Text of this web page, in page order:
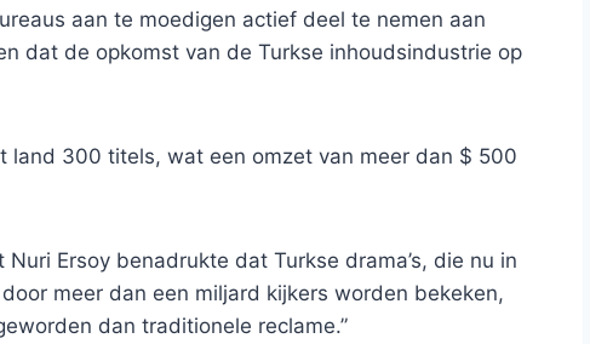
aan te moedigen actief deel te nemen aan
dat de opkomst van de Turkse inhoudsindustrie op
300 titels, wat een omzet van meer dan $ 500
Ersoy benadrukte dat Turkse drama’s, die nu in
meer dan een miljard kijkers worden bekeken,
dan traditionele reclame.”